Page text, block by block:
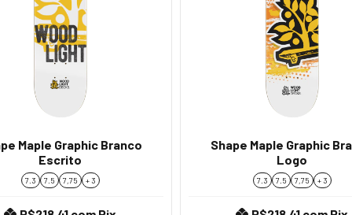
Maple Graphic Branco
Escrito
7.3 7.5 7,75 + 3
Shape Maple Graphic
Logo
7.3 7.5 7,75 + 3